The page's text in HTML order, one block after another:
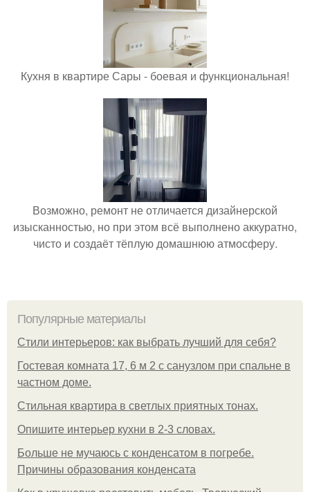
Кухня в квартире Сары - боевая и функциональная!
Возможно, ремонт не отличается дизайнерской
изысканностью, но при этом всё выполнено аккуратно,
чисто и создаёт тёплую домашнюю атмосферу.
Популярные материалы
Стили интерьеров: как выбрать лучший для себя?
Гостевая комната 17, 6 м 2 с санузлом при спальне в
частном доме.
Стильная квартира в светлых приятных тонах.
Опишите интерьер кухни в 2-3 словах.
Больше не мучаюсь с конденсатом в погребе.
Причины образования конденсата